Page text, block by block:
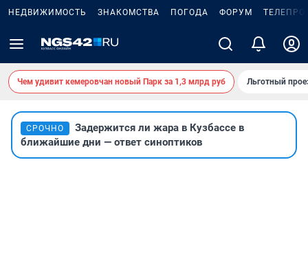
НЕДВИЖИМОСТЬ ЗНАКОМСТВА ПОГОДА ФОРУМ
Чем удивит кемеровчан новый Парк за 1,3 млрд руб Льготный
СРОЧНО
Задержится ли жара в Кузбассе в
ближайшие дни — ответ синоптиков